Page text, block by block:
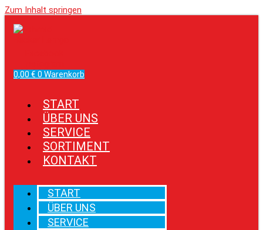
Zum Inhalt springen
0,00 € 0 Warenkorb
START
ÜBER UNS
SERVICE
SORTIMENT
KONTAKT
START
ÜBER UNS
SERVICE